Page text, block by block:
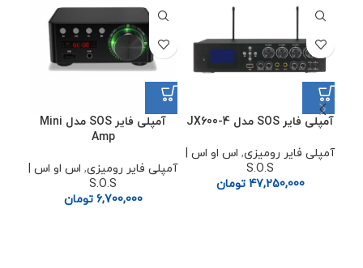
آمپلی فایر SOS مدل JX600-4
آمپلی فایر رومیزی, اس او اس |
S.O.S
47,250,000 تومان
آمپلی فایر SOS مدل Mini
Amp
آمپلی فایر رومیزی, اس او اس |
S.O.S
6,700,000 تومان